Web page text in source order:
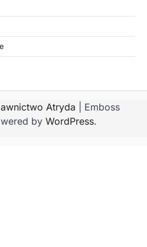
Atryda | Emboss
by WordPress.